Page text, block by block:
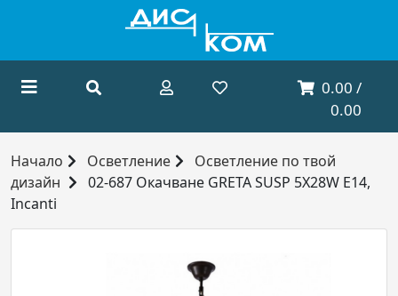
0.00 /
0.00
Начало Осветление
Осветление по твой
дизайн
02-687 Окачване GRETA SUSP 5X28W E14,
Incanti